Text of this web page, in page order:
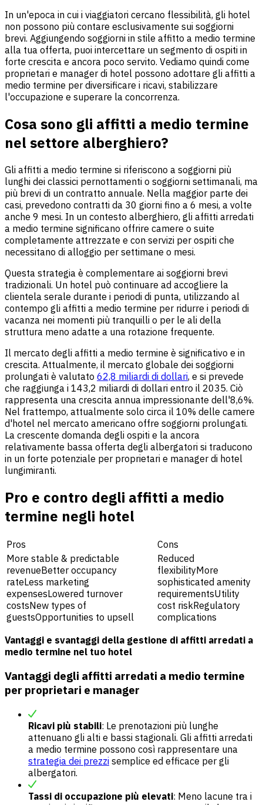
In un'epoca in cui i viaggiatori cercano flessibilità, gli hotel
non possono più contare esclusivamente sui soggiorni
brevi. Aggiungendo soggiorni in stile affitto a medio termine
alla tua offerta, puoi intercettare un segmento di ospiti in
forte crescita e ancora poco servito. Vediamo quindi come
proprietari e manager di hotel possono adottare gli affitti a
medio termine per diversificare i ricavi, stabilizzare
l'occupazione e superare la concorrenza.
Cosa sono gli affitti a medio termine
nel settore alberghiero?
Gli affitti a medio termine si riferiscono a soggiorni più
lunghi dei classici pernottamenti o soggiorni settimanali, ma
più brevi di un contratto annuale. Nella maggior parte dei
casi, prevedono contratti da 30 giorni fino a 6 mesi, a volte
anche 9 mesi. In un contesto alberghiero, gli affitti arredati
a medio termine significano offrire camere o suite
completamente attrezzate e con servizi per ospiti che
necessitano di alloggio per settimane o mesi.
Questa strategia è complementare ai soggiorni brevi
tradizionali. Un hotel può continuare ad accogliere la
clientela serale durante i periodi di punta, utilizzando al
contempo gli affitti a medio termine per ridurre i periodi di
vacanza nei momenti più tranquilli o per le ali della
struttura meno adatte a una rotazione frequente.
Il mercato degli affitti a medio termine è significativo e in
crescita. Attualmente, il mercato globale dei soggiorni
prolungati è valutato 62,8 miliardi di dollari, e si prevede
che raggiunga i 143,2 miliardi di dollari entro il 2035. Ciò
rappresenta una crescita annua impressionante dell'8,6%.
Nel frattempo, attualmente solo circa il 10% delle camere
d'hotel nel mercato americano offre soggiorni prolungati.
La crescente domanda degli ospiti e la ancora
relativamente bassa offerta degli albergatori si traducono
in un forte potenziale per proprietari e manager di hotel
lungimiranti.
Pro e contro degli affitti a medio
termine negli hotel
Pros
Cons
More stable & predictable
revenueBetter occupancy
rateLess marketing
expensesLowered turnover
costsNew types of
guestsOpportunities to upsell
Reduced
flexibilityMore
sophisticated amenity
requirementsUtility
cost riskRegulatory
complications
Vantaggi e svantaggi della gestione di affitti arredati a
medio termine nel tuo hotel
Vantaggi degli affitti arredati a medio termine
per proprietari e manager
Ricavi più stabili: Le prenotazioni più lunghe
attenuano gli alti e bassi stagionali. Gli affitti arredati
a medio termine possono così rappresentare una
strategia dei prezzi semplice ed efficace per gli
albergatori.
Tassi di occupazione più elevati: Meno lacune tra i